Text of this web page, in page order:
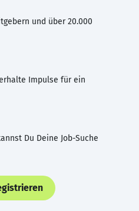
und über 20.000
Impulse für ein
Du Deine Job-Suche